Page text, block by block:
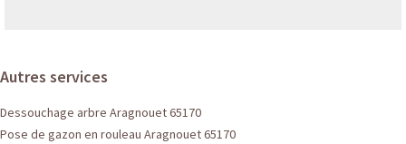
Autres services
Dessouchage arbre Aragnouet 65170
Pose de gazon en rouleau Aragnouet 65170